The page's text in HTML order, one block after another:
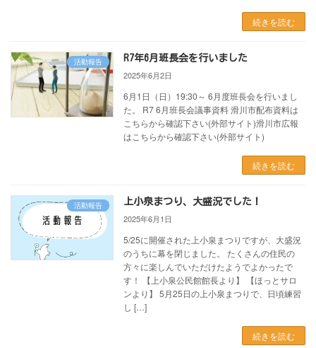
続きを読む
活動報告 R7年6月班長会を行いました
2025年6月2日
6月1日（日）19:30～ 6月度班長会を行いまし
た。 R7 6月班長会議事資料 滑川市配布資料は
こちらから確認下さい(外部サイト)滑川市広報
はこちらから確認下さい(外部サイト)
続きを読む
活動報告 上小泉まつり、大盛況でした！
2025年6月1日
5/25に開催された上小泉まつりですが、大盛況
のうちに幕を閉じました。 たくさんの住民の
方々に楽しんでいただけたようでよかったで
す！ 【上小泉公民館館長より】 【ほっとサロ
ンより】 5月25日の上小泉まつりで、日頃練習
し […]
続きを読む